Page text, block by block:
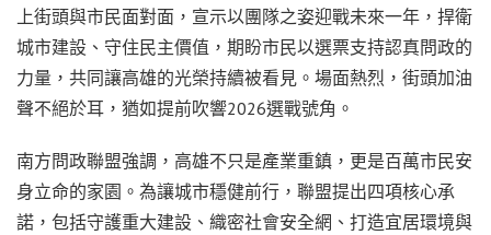
上街頭與市民面對面，宣示以團隊之姿迎戰未來一年，捍衛
城市建設、守住民主價值，期盼市民以選票支持認真問政的
力量，共同讓高雄的光榮持續被看見。場面熱烈，街頭加油
聲不絕於耳，猶如提前吹響2026選戰號角。
南方問政聯盟強調，高雄不只是產業重鎮，更是百萬市民安
身立命的家園。為讓城市穩健前行，聯盟提出四項核心承
諾，包括守護重大建設、織密社會安全網、打造宜居環境與